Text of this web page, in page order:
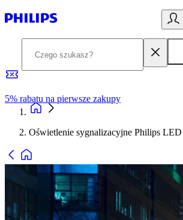
5% rabatu na pierwsze zakupy
Oświetlenie sygnalizacyjne Philips LED